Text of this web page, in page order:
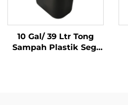
10 Gal/ 39 Ltr Tong
Sampah Plastik Segi